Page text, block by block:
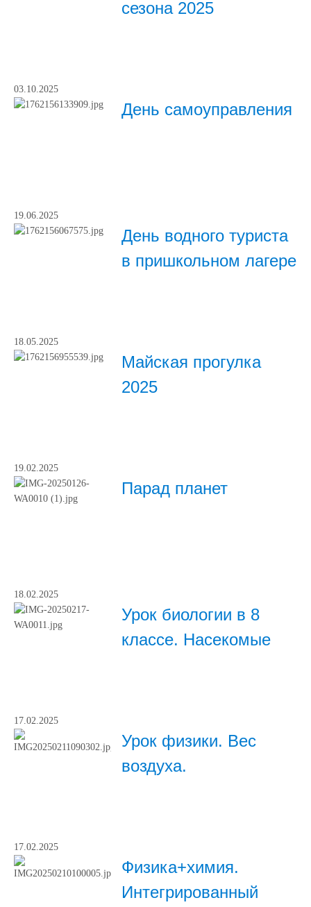
сезона 2025
03.10.2025
День самоуправления
19.06.2025
День водного туриста
в пришкольном лагере
18.05.2025
Майская прогулка
2025
19.02.2025
Парад планет
18.02.2025
Урок биологии в 8
классе. Насекомые
17.02.2025
Урок физики. Вес
воздуха.
17.02.2025
Физика+химия.
Интегрированный